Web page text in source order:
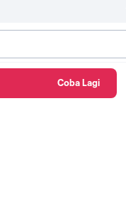
Coba Lagi